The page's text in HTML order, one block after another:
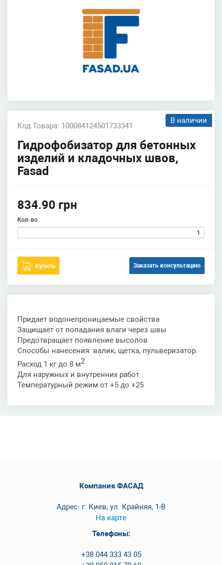
Код Товара: 100084124501733341
В наличии
Гидрофобизатор для бетонных
изделий и кладочных швов,
Fasad
834.90 грн
Кол-во
Купить Заказать консультацию
Придает водонепроницаемые свойства
Защищает от попадания влаги через швы
Предотвращает появление высолов
Способы нанесения: валик, щетка, пульверизатор.
Расход 1 кг до 8 м2
Для наружных и внутренних работ
Температурный режим от +5 до +25
Компания ФАСАД
Адрес: г. Киев, ул. Крайняя, 1-В
На карте
Телефоны:
+38 044 333 43 05